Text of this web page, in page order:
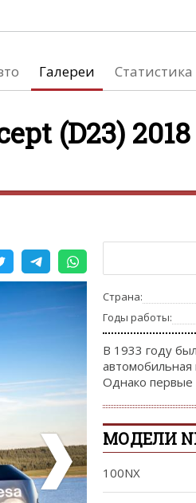
Галереи Статистика
(D23) 2018
Страна:
Годы работы:
В 1933 году
автомобильная
Однако первые
МОДЕЛИ
100NX